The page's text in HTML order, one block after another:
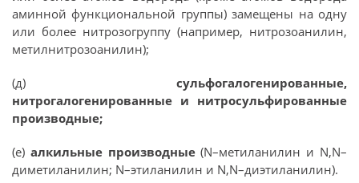
аминной функциональной группы) замещены на одну
или более нитрозогруппу (например, нитрозоанилин,
метилнитрозоанилин);
(д) сульфогалогенированные,
нитрогалогенированные и нитросульфированные
производные;
(е) алкильные производные(N–метиланилин и N,N–
диметиланилин; N–этиланилин и N,N–диэтиланилин).